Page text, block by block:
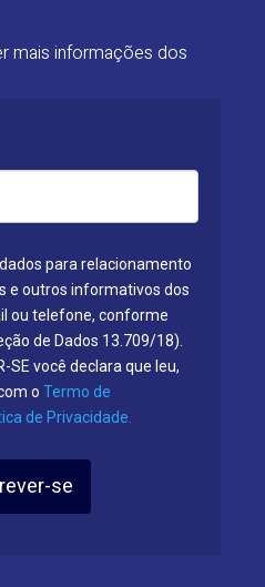
mais informações dos
para relacionamento
e outros informativos dos
ou telefone, conforme
de Dados 13.709/18).
SE você declara que leu,
o Termo de
de Privacidade.
se